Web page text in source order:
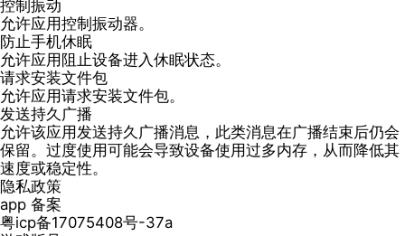
控制振动
允许应用控制振动器。
防止手机休眠
允许应用阻止设备进入休眠状态。
请求安装文件包
允许应用请求安装文件包。
发送持久广播
允许该应用发送持久广播消息，此类消息在广播结束后仍会
保留。过度使用可能会导致设备使用过多内存，从而降低其
速度或稳定性。
隐私政策
app 备案
粤icp备17075408号-37a